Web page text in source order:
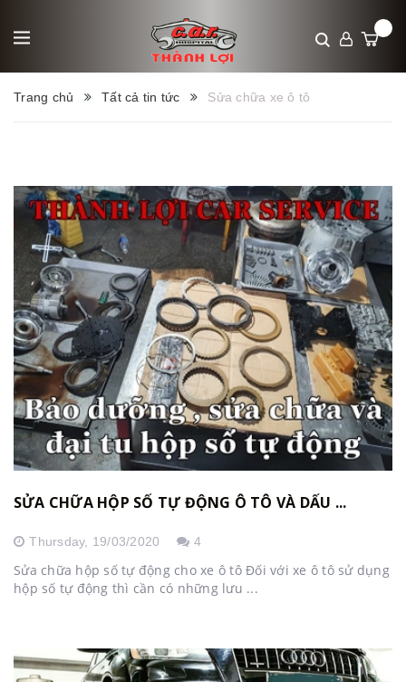
Trang chủ Tất cả tin tức Sửa chữa xe ô tô
SỬA CHỮA HỘP SỐ TỰ ĐỘNG Ô TÔ VÀ DẤU ...
Thursday, 19/03/2020 4
Sửa chữa hộp số tự động cho xe ô tô Đối với xe ô tô sử dụng
hộp số tự động thì cần có những lưu ...